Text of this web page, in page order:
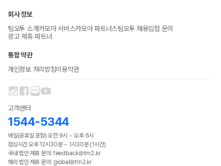
회사 정보
팀오투 소개카모아 서비스카모아 파트너스팀오투 채용입점 문의
광고 제휴 파트너
통합 약관
개인정보 처리방침이용약관
고객센터
1544-5344
매일(공휴일 포함) 오전 9시 ~ 오후 6시
점심시간 오후 12시30분 ~ 1시30분 (1시간)
국내 법인·제휴 문의: feedback@tm2.kr
해외 법인·제휴 문의: global@tm2.kr